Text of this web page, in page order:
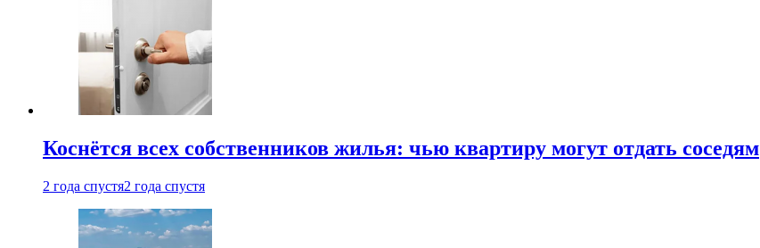
Коснётся всех собственников жилья: чью квартиру могут отдать соседям
2 года спустя2 года спустя